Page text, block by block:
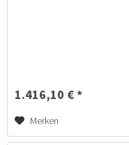
1.416,10 € *
Merken